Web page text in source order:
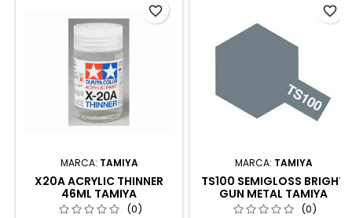
MARCA: TAMIYA
X20A ACRYLIC THINNER
46ML TAMIYA
(0)
favorite_border
MARCA: TAMIYA
TS100 SEMIGLOSS BRIGHT
GUN METAL TAMIYA
(0)
favorite_border